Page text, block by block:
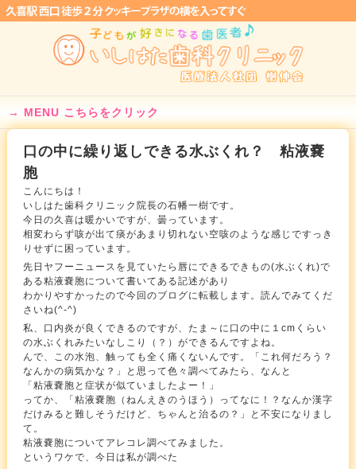
MENU こちらをクリック
口の中に繰り返しできる水ぶくれ？ 粘液嚢
胞
こんにちは！
いしはた歯科クリニック院長の石幡一樹です。
今日の久喜は暖かいですが、曇っています。
相変わらず咳が出て痰があまり切れない空咳のような感じですっき
りせずに困っています。
先日ヤフーニュースを見ていたら唇にできるできもの(水ぶくれ)で
ある粘液嚢胞について書いてある記述があり
わかりやすかったので今回のブログに転載します。読んでみてくだ
さいね(^-^)
私、口内炎が良くできるのですが、たま～に口の中に１cmくらい
の水ぶくれみたいなしこり（？）ができるんですよね。
んで、この水泡、触っても全く痛くないんです。「これ何だろう？
なんかの病気かな？」と思って色々調べてみたら、なんと
「粘液嚢胞と症状が似ていましたよー！」
ってか、「粘液嚢胞（ねんえきのうほう）ってなに！？なんか漢字
だけみると難しそうだけど、ちゃんと治るの？」と不安になりまし
て。
粘液嚢胞についてアレコレ調べてみました。
というワケで、今日は私が調べた